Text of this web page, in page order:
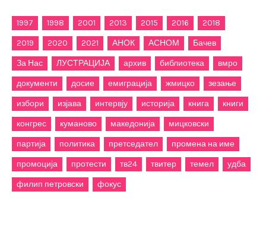
1997 1998 2001 2013 2015 2016
2018
2019
2020 2021 АНОК АСНОМ
Бачев
За Нас
ЛУСТРАЦИЈА архив библиотека
вмро
документи
досие емиграција жмицко
зезање
избори
изјава интервју историја книга
книги
конгрес
куманово македонија
мицковски
партија
политика претседател
промена на име
промоција
протести тв24 твитер темел
удба
филип петровски
фокус